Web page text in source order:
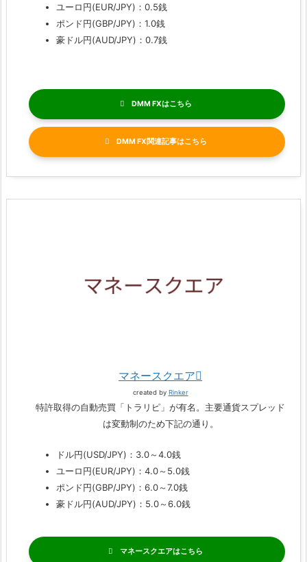
ユーロ円(EUR/JPY)：0.5銭
ポンド円(GBP/JPY)：1.0銭
豪ドル円(AUD/JPY)：0.7銭
DMM FX
DMM FX関連記事
マネースクエア
created by Rinker
特許取得の自動売買「トラリピ」が有名。主要通貨スプレッド
は変動制のため下記の通り。
ドル円(USD/JPY)：3.0～4.0銭
ユーロ円(EUR/JPY)：4.0～5.0銭
ポンド円(GBP/JPY)：6.0～7.0銭
豪ドル円(AUD/JPY)：5.0～6.0銭
マネースクエア